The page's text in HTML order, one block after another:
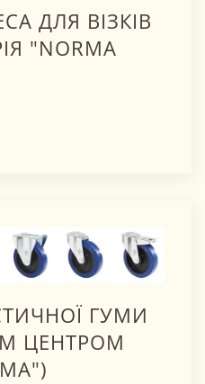
ДЛЯ ВІЗКІВ
"NORMA
ГУМИ
ЦЕНТРОМ